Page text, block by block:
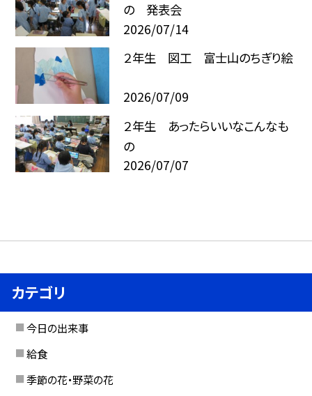
の 発表会
2026/07/14
２年生 図工 富士山のちぎり絵
2026/07/09
２年生 あったらいいなこんなも
の
2026/07/07
カテゴリ
今日の出来事
給食
季節の花・野菜の花